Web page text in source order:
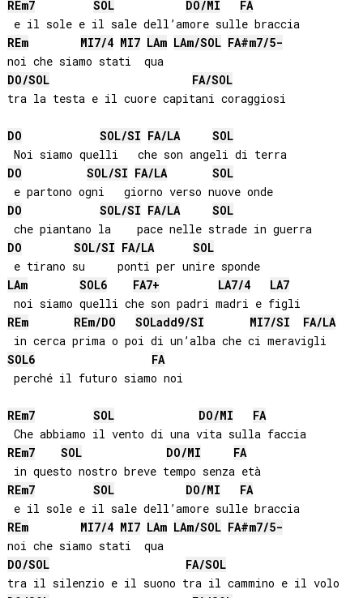
REm7 SOL DO/MI
FA
e il sole e il sale dell’amore sulle braccia
REm MI7/4 MI7 LAm LAm/SOL FA#m7/5-
noi che siamo stati  qua
DO/SOL FA/SOL
tra la testa e il cuore capitani coraggiosi
DO SOL/SI FA/LA
SOL
Noi siamo quelli   che son angeli di terra
DO
SOL/SI FA/LA
SOL
e partono ogni   giorno verso nuove onde
DO
SOL/SI FA/LA
SOL
che piantano la    pace nelle strade in guerra
DO
SOL/SI FA/LA
SOL
e tirano su     ponti per unire sponde
LAm SOL6 FA7+ LA7/4 LA7
REm REm/DO SOLadd9/SI MI7/SI FA/LA
SOL6
FA
perché il futuro siamo noi
REm7 SOL DO/MI
FA
Che abbiamo il vento di una vita sulla faccia
REm7 SOL DO/MI
FA
in questo nostro breve tempo senza età
REm7 SOL DO/MI
FA
e il sole e il sale dell’amore sulle braccia
REm MI7/4 MI7 LAm LAm/SOL FA#m7/5-
noi che siamo stati  qua
DO/SOL FA/SOL